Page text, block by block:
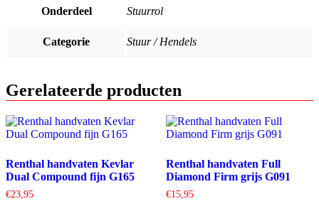
Onderdeel Stuurrol
Categorie Stuur / Hendels
Gerelateerde producten
Renthal handvaten Kevlar
Dual Compound fijn G165
€23,95
Renthal handvaten Full
Diamond Firm grijs G091
€15,95